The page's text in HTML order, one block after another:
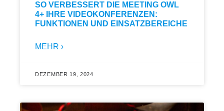
SO VERBESSERT DIE MEETING OWL
4+ IHRE VIDEOKONFERENZEN:
FUNKTIONEN UND EINSATZBEREICHE
MEHR ›
DEZEMBER 19, 2024